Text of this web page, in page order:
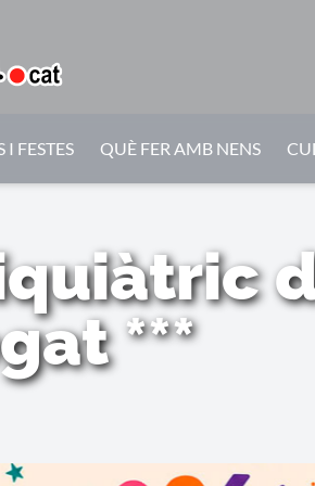
I FESTES QUÈ FER AMB NENS
***